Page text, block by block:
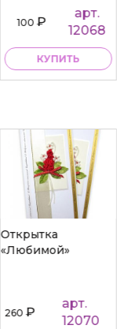
100₽
арт.
12068
КУПИТЬ
Открытка
«Любимой»
260₽
арт.
12070